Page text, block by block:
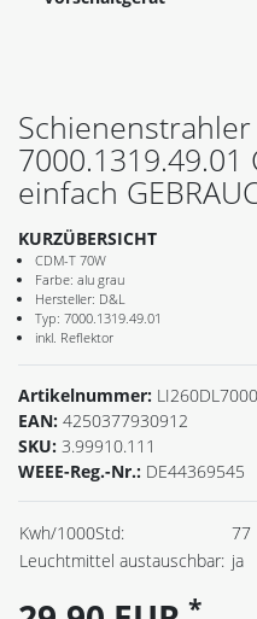
7000.1319.49.01
einfach
KURZÜBERSICHT
CDM-T 70W
Farbe: alu grau
Hersteller: D&L
Typ: 7000.1319.49.01
inkl. Reflektor
Artikelnummer:
EAN: 4250377930912
SKU: 3.99910.111
WEEE-Reg.-Nr.: DE44369545
Kwh/1000Std:
77
Leuchtmittel austauschbar: ja
*